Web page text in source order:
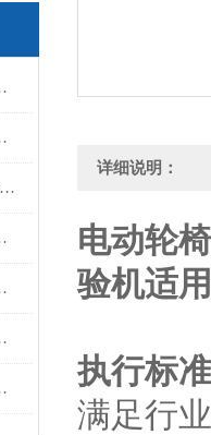
技术讲解
机的特点有哪些
SRT-Z648 电动轮椅车综合性试验机的简单介绍
机的简单介绍
途有哪些 符合标准
丝性测试机
一篇就够了
详细说明：
电动轮
验机适
执行标准
满足行